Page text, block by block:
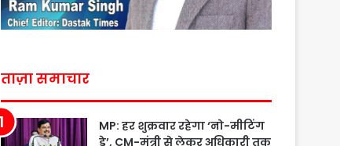
ताज़ा समाचार
MP: हर शुक्रवार रहेगा ‘नो-मीटिंग
डे’, CM-मंत्री से लेकर अधिकारी तक